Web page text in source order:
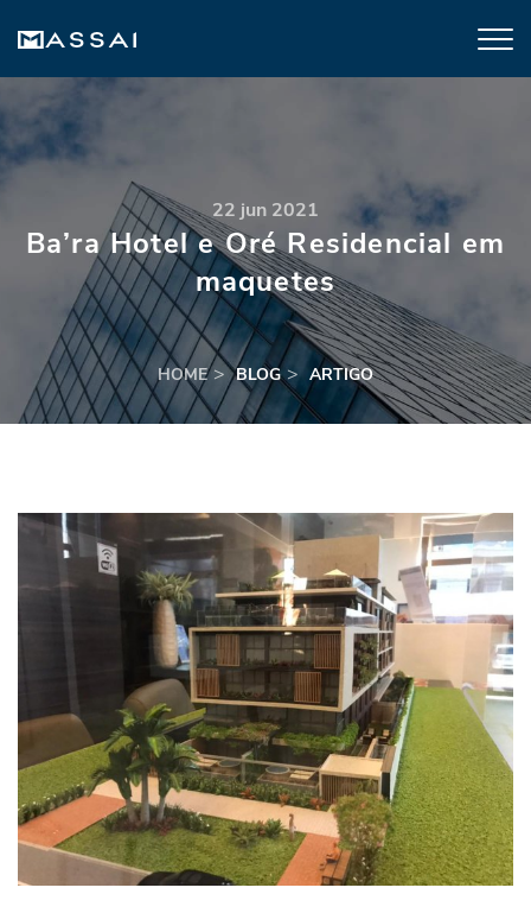
22 jun 2021
Ba’ra Hotel e Oré Residencial em
maquetes
HOME BLOG ARTIGO